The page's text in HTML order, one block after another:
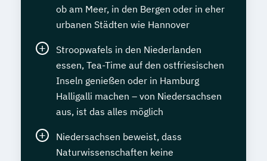
ob am Meer, in den Bergen oder in eher
urbanen Städten wie Hannover
Stroopwafels in den Niederlanden
essen, Tea-Time auf den ostfriesischen
Inseln genießen oder in Hamburg
Halligalli machen – von Niedersachsen
aus, ist das alles möglich
Niedersachsen beweist, dass
Naturwissenschaften keine